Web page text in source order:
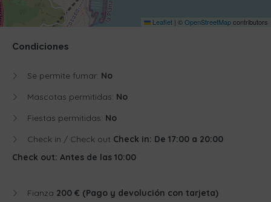
Leaflet | ©OpenStreetMapcontributors
Condiciones
Se permite fumar: No
Mascotas permitidas: No
Fiestas permitidas: No
Check in / Check out Check in: De 17:00 a 20:00
Check out: Antes de las 10:00
Fianza 200 € (Pago y devolución con tarjeta)